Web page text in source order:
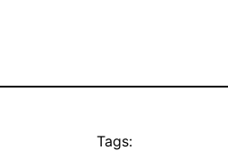
Tags: